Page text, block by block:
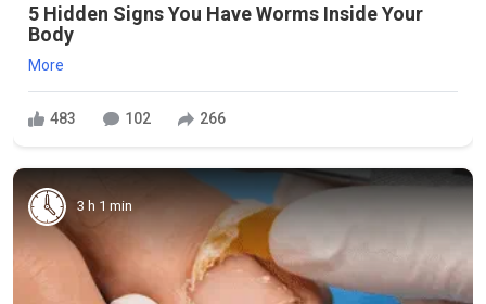
5 Hidden Signs You Have Worms Inside Your
Body
More
483 102 266
3 h 1 min